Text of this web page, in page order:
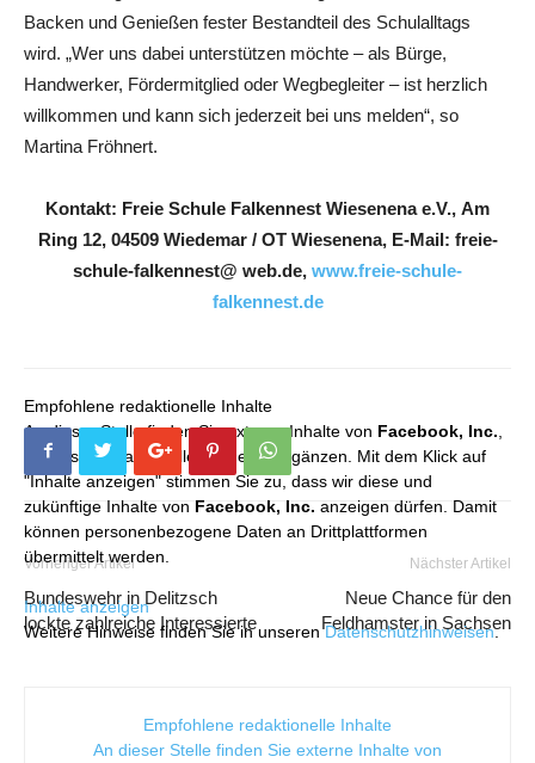
Backen und Genießen fester Bestandteil des Schulalltags
wird. „Wer uns dabei unterstützen möchte – als Bürge,
Handwerker, Fördermitglied oder Wegbegleiter – ist herzlich
willkommen und kann sich jederzeit bei uns melden“, so
Martina Fröhnert.
Kontakt: Freie Schule Falkennest Wiesenena e.V., Am
Ring 12, 04509 Wiedemar / OT Wiesenena, E-Mail: freie-
schule-falkennest@ web.de, www.freie-schule-
falkennest.de
Empfohlene redaktionelle Inhalte
An dieser Stelle finden Sie externe Inhalte von Facebook, Inc.
die unser redaktionelles Angebot ergänzen. Mit dem Klick auf
"Inhalte anzeigen" stimmen Sie zu, dass wir diese und
zukünftige Inhalte von Facebook, Inc. anzeigen dürfen. Damit
können personenbezogene Daten an Drittplattformen
übermittelt werden.
Inhalte anzeigen
Weitere Hinweise finden Sie in unserenDatenschutzhinweisen.
Vorheriger Artikel
Bundeswehr in Delitzsch
lockte zahlreiche Interessierte
Nächster Artikel
Neue Chance für den
Feldhamster in Sachsen
Empfohlene redaktionelle Inhalte
An dieser Stelle finden Sie externe Inhalte von